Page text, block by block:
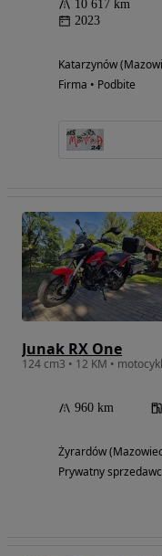
10 617 km
2023
Katarzynów
Firma • Podbite
Junak RX One
124 cm3 • 12 KM •
960 km
Żyrardów
Prywatny